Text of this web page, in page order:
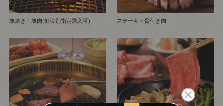
塊焼き・塊肉(部位別指定購入可) ステーキ・骨付き肉